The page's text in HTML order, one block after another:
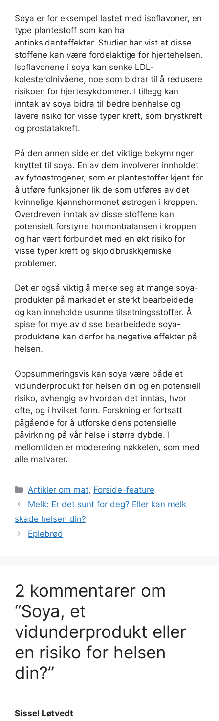
Soya er for eksempel lastet med isoflavoner, en
type plantestoff som kan ha
antioksidanteffekter. Studier har vist at disse
stoffene kan være fordelaktige for hjertehelsen.
Isoflavonene i soya kan senke LDL-
kolesterolnivåene, noe som bidrar til å redusere
risikoen for hjertesykdommer. I tillegg kan
inntak av soya bidra til bedre benhelse og
lavere risiko for visse typer kreft, som brystkreft
og prostatakreft.
På den annen side er det viktige bekymringer
knyttet til soya. En av dem involverer innholdet
av fytoøstrogener, som er plantestoffer kjent for
å utføre funksjoner lik de som utføres av det
kvinnelige kjønnshormonet østrogen i kroppen.
Overdreven inntak av disse stoffene kan
potensielt forstyrre hormonbalansen i kroppen
og har vært forbundet med en økt risiko for
visse typer kreft og skjoldbruskkjemiske
problemer.
Det er også viktig å merke seg at mange soya-
produkter på markedet er sterkt bearbeidede
og kan inneholde usunne tilsetningsstoffer. Å
spise for mye av disse bearbeidede soya-
produktene kan derfor ha negative effekter på
helsen.
Oppsummeringsvis kan soya være både et
vidunderprodukt for helsen din og en potensiell
risiko, avhengig av hvordan det inntas, hvor
ofte, og i hvilket form. Forskning er fortsatt
pågående for å utforske dens potensielle
påvirkning på vår helse i større dybde. I
mellomtiden er moderering nøkkelen, som med
alle matvarer.
Kategorier
Artikler om mat, Forside-feature
Melk: Er det sunt for deg? Eller kan melk
skade helsen din?
Eplebrød
2 kommentarer om
“Soya, et
vidunderprodukt eller
en risiko for helsen
din?”
Sissel Løtvedt